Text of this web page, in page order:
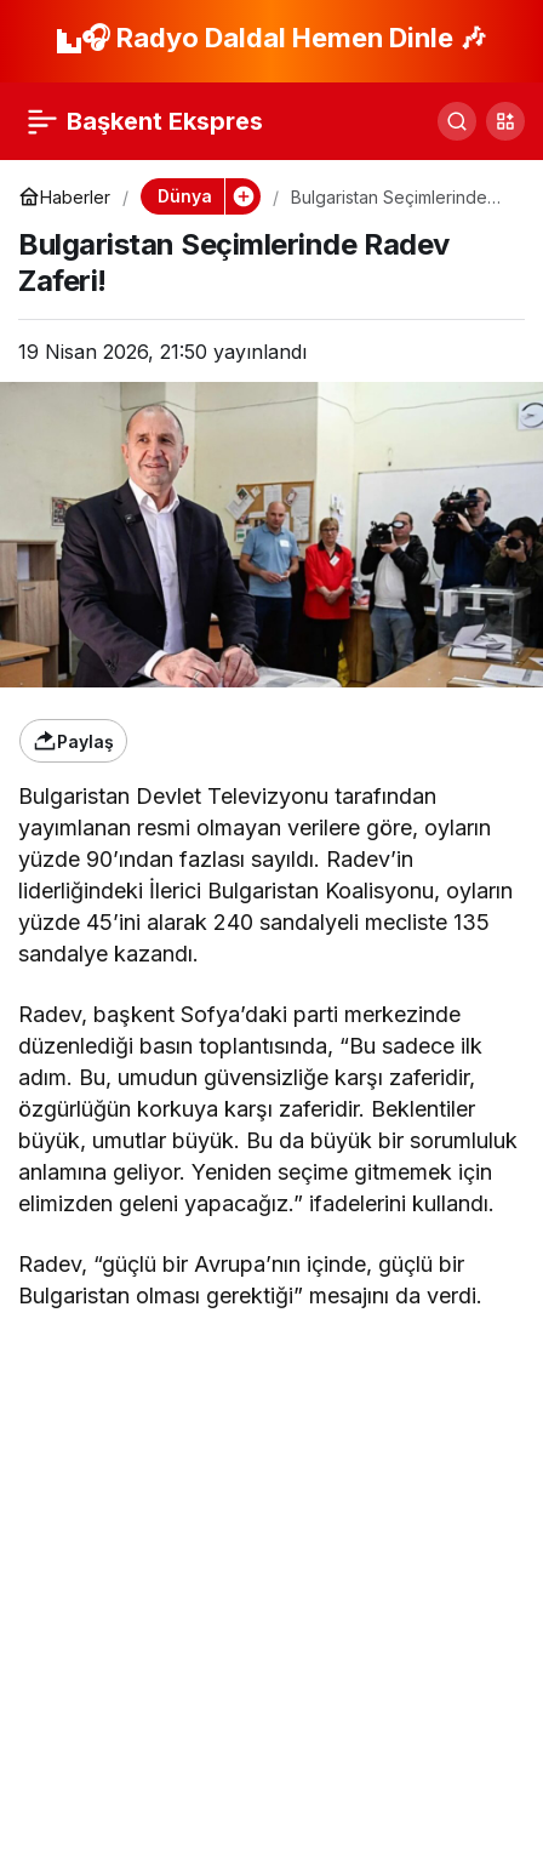
🎧 Radyo Daldal Hemen Dinle 🎶
Başkent Ekspres
Haberler Dünya
Bulgaristan Seçimlerinde
Bulgaristan Seçimlerinde Radev
Zaferi!
19 Nisan 2026, 21:50 yayınlandı
Paylaş
Bulgaristan Devlet Televizyonu tarafından
yayımlanan resmi olmayan verilere göre, oyların
yüzde 90’ından fazlası sayıldı. Radev’in
liderliğindeki İlerici Bulgaristan Koalisyonu, oyların
yüzde 45’ini alarak 240 sandalyeli mecliste 135
sandalye kazandı.
Radev, başkent Sofya’daki parti merkezinde
düzenlediği basın toplantısında, “Bu sadece ilk
adım. Bu, umudun güvensizliğe karşı zaferidir,
özgürlüğün korkuya karşı zaferidir. Beklentiler
büyük, umutlar büyük. Bu da büyük bir sorumluluk
anlamına geliyor. Yeniden seçime gitmemek için
elimizden geleni yapacağız.” ifadelerini kullandı.
Radev, “güçlü bir Avrupa’nın içinde, güçlü bir
Bulgaristan olması gerektiği” mesajını da verdi.
Vurarak Kontrolü Ele
Geçirdi
Paylaş